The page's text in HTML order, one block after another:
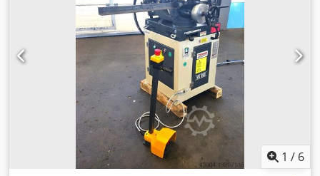
Drehstrommotor: B5-100S 4/2-polig , Dahlanderschaltung:
1420 / 2840 U/Min Leistung: 1,8 / 2,5 kW
Sägeblattaufnahme: 32 mm Mitnehmerbolzen: 8 mm
Teilkreis der Mitnehmerbolzen: 45 mm
Trennscheibenaufnahme: 22 mm Sägeblätter: 160 x 1 bis
300 x 2 mm Durchlassbereich: Rund bis 65 mm Cedpfxsv I
Dmlj Agpeha Quadratisch bis 55 x 55 mm Rechteckig bis 80
x 50 mm Standard-Spannbacke für Durchmesser: 10 – 60
mm Materialvorschublänge: 0 – 250 mm Gewichte Säge:
500 kg Hydraulik: 120 kg Für die Richtigkeit, Vollständigkeit
und Aktualität der Angaben wird keine Gewähr
übernommen
1 / 6